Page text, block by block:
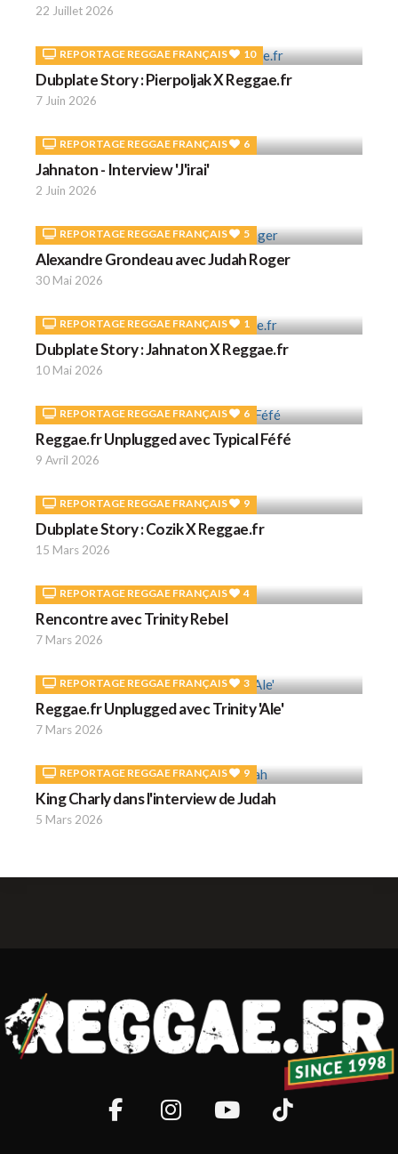
22 Juillet 2026
REPORTAGE REGGAE FRANÇAIS 10
Dubplate Story : Pierpoljak X Reggae.fr
7 Juin 2026
REPORTAGE REGGAE FRANÇAIS 6
Jahnaton - Interview 'J'irai'
2 Juin 2026
REPORTAGE REGGAE FRANÇAIS 5
Alexandre Grondeau avec Judah Roger
30 Mai 2026
REPORTAGE REGGAE FRANÇAIS 1
Dubplate Story : Jahnaton X Reggae.fr
10 Mai 2026
REPORTAGE REGGAE FRANÇAIS 6
Reggae.fr Unplugged avec Typical Féfé
9 Avril 2026
REPORTAGE REGGAE FRANÇAIS 9
Dubplate Story : Cozik X Reggae.fr
15 Mars 2026
REPORTAGE REGGAE FRANÇAIS 4
Rencontre avec Trinity Rebel
7 Mars 2026
REPORTAGE REGGAE FRANÇAIS 3
Reggae.fr Unplugged avec Trinity 'Ale'
7 Mars 2026
REPORTAGE REGGAE FRANÇAIS 9
King Charly dans l'interview de Judah
5 Mars 2026